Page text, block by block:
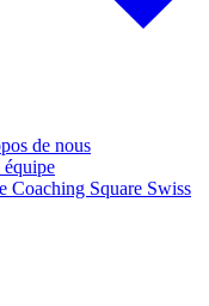
de nous
Coaching Square Swiss